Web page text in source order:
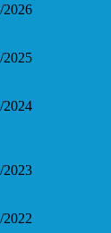
2026
2025
2024
2023
2022